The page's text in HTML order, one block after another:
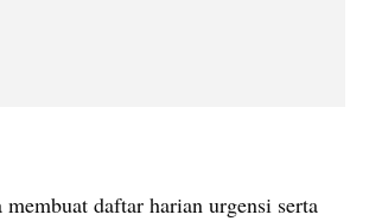
daftar harian urgensi serta